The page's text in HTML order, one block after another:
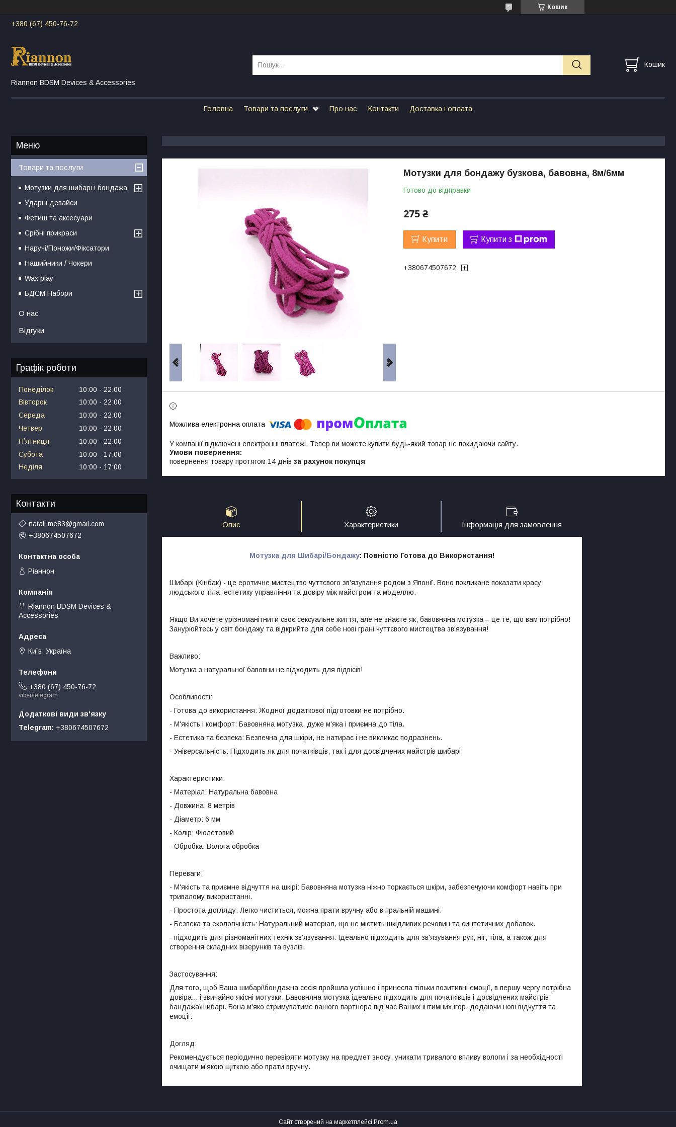
Кошик
+380 (67) 450-76-72
Riannon BDSM Devices & Accessories
Кошик
Головна Товари та послуги Про нас Контакти Доставка і оплата
Мотузки для бондажу бузкова, бавовна, 8м/6мм
Готово до відправки
275 ₴
Купити Купити з
+380674507672
У компанії підключені електронні платежі. Тепер ви можете купити будь-який товар не покидаючи сайту.
повернення товару протягом 14 днів за рахунок покупця
Опис Характеристики Інформація для замовлення
Мотузка для Шибарі/Бондажу: Повністю Готова до Використання!
Шибарі (Кінбак) - це еротичне мистецтво чуттєвого зв'язування родом з Японії. Воно покликане показати красу
людського тіла, естетику управління та довіру між майстром та моделлю.
Якщо Ви хочете урізноманітнити своє сексуальне життя, але не знаєте як, бавовняна мотузка – це те, що вам потрібно!
Занурюйтесь у світ бондажу та відкрийте для себе нові грані чуттєвого мистецтва зв'язування!
Важливо:
Мотузка з натуральної бавовни не підходить для підвісів!
Особливості:
- Готова до використання: Жодної додаткової підготовки не потрібно.
- М'якість і комфорт: Бавовняна мотузка, дуже м'яка і приємна до тіла.
- Естетика та безпека: Безпечна для шкіри, не натирає і не викликає подразнень.
- Універсальність: Підходить як для початківців, так і для досвідчених майстрів шибарі.
Характеристики:
- Матеріал: Натуральна бавовна
- Довжина: 8 метрів
- Діаметр: 6 мм
- Колір: Фіолетовий
- Обробка: Волога обробка
Переваги:
- М'якість та приємне відчуття на шкірі: Бавовняна мотузка ніжно торкається шкіри, забезпечуючи комфорт навіть при
тривалому використанні.
- Простота догляду: Легко чиститься, можна прати вручну або в пральній машині.
- Безпека та екологічність: Натуральний матеріал, що не містить шкідливих речовин та синтетичних добавок.
- підходить для різноманітних технік зв'язування: Ідеально підходить для зв'язування рук, ніг, тіла, а також для
створення складних візерунків та вузлів.
Застосування:
Для того, щоб Ваша шибарі\бондажна сесія пройшла успішно і принесла тільки позитивні емоції, в першу чергу потрібна
довіра... і звичайно якісні мотузки. Бавовняна мотузка ідеально підходить для початківців і досвідчених майстрів
бандажа\шибарі. Вона м'яко стримуватиме вашого партнера під час Ваших інтимних ігор, додаючи нові відчуття та
емоції.
Догляд:
Рекомендується періодично перевіряти мотузку на предмет зносу, уникати тривалого впливу вологи і за необхідності
очищати м'якою щіткою або прати вручну.
Товари та послуги
Мотузки для шибарі і бондажа
Ударні девайси
Фетиш та аксесуари
Срібні прикраси
Наручі/Поножи/Фіксатори
Нашийники / Чокери
Wax play
БДСМ Набори
О нас
Відгуки
Графік роботи
Понеділок 10:00
22:00
Вівторок
10:00
22:00
Середа
10:00
22:00
Четвер
10:00
22:00
Пʼятниця
10:00
22:00
Субота
10:00
17:00
Неділя
10:00 17:00
Контакти
natali.me83@gmail.com
+380674507672
Ріаннон
Riannon BDSM Devices &
Accessories
Київ, Україна
+380 (67) 450-76-72
viber/telegram
Telegram +380674507672
Сайт створений на маркетплейсі Prom.ua